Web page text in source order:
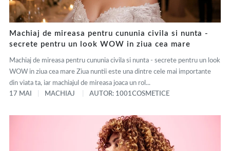
Machiaj de mireasa pentru cununia civila si nunta -
secrete pentru un look WOW in ziua cea mare
Machiaj de mireasa pentru cununia civila si nunta - secrete pentru un look
WOW in ziua cea mare Ziua nuntii este una dintre cele mai importante
din viata ta, iar machiajul de mireasa joaca un rol...
17 MAI
MACHIAJ AUTOR: 1001COSMETICE